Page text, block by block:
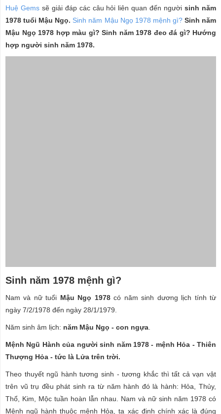
Huệ Gemssẽ giải đáp các câu hỏi liên quan đến ngườisinh năm
1978 tuổi Mậu Ngọ. Sinh năm Mậu Ngọ 1978 mệnh gì? Sinh năm
Mậu Ngọ 1978 hợp màu gì? Sinh năm 1978 đeo đá gì? Hướng
hợp người sinh năm 1978.
Sinh năm 1978 mệnh gì?
Nam và nữ tuổi Mậu Ngọ 1978có năm sinh dương lịch tính từ
ngày 7/2/1978 đến ngày 28/1/1979.
Năm sinh âm lịch: năm Mậu Ngọ - con ngựa
Mệnh Ngũ Hành của người sinh năm 1978 - mệnh Hỏa - Thiên
Thượng Hỏa - tức là Lửa trên trời.
Theo thuyết ngũ hành tương sinh - tương khắc thì tất cả vạn vật
trên vũ trụ đều phát sinh ra từ năm hành đó là hành: Hỏa, Thủy,
Thổ, Kim, Mộc tuần hoàn lẫn nhau. Nam và nữ sinh năm 1978 có
Mệnh ngũ hành thuộc mệnh Hỏa, ta xác định chính xác là đúng